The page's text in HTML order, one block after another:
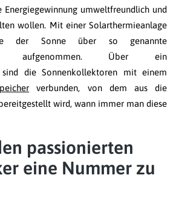
Energiegewinnung umweltfreundlich und
wollen. Mit einer Solarthermieanlage
der Sonne über so genannte
aufgenommen. Über ein
sind die Sonnenkollektoren mit einem
verbunden, von dem aus die
wird, wann immer man diese
passionierten
eine Nummer zu